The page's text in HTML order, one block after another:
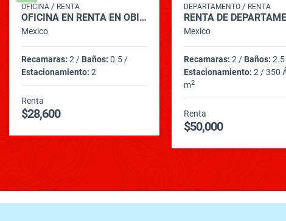
OFICINA / RENTA
OFICINA EN RENTA EN OBISPADO
Mexico
Recamaras: 2 / Baños: 0.5 /
Estacionamiento: 2
Renta
$28,600
DEPARTAMENTO/ RENTA
Mexico
Recamaras: 2 / Baños:
Estacionamiento: 2 / 350
m2
Renta
$50,000